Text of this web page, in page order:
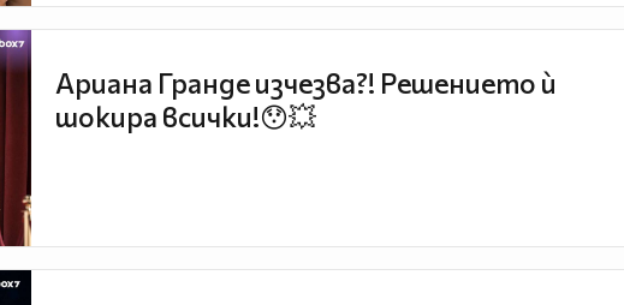
Ариана Гранде изчезва?! Решението ѝ
шокира всички!😯💥